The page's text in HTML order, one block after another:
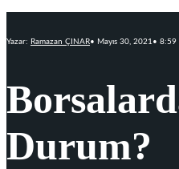
Yazar: Ramazan ÇINAR• Mayıs 30, 2021 • 8:59
Durum?